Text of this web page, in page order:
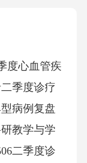
度心血管疾
季度诊疗
病例复盘
教学与学
二季度诊